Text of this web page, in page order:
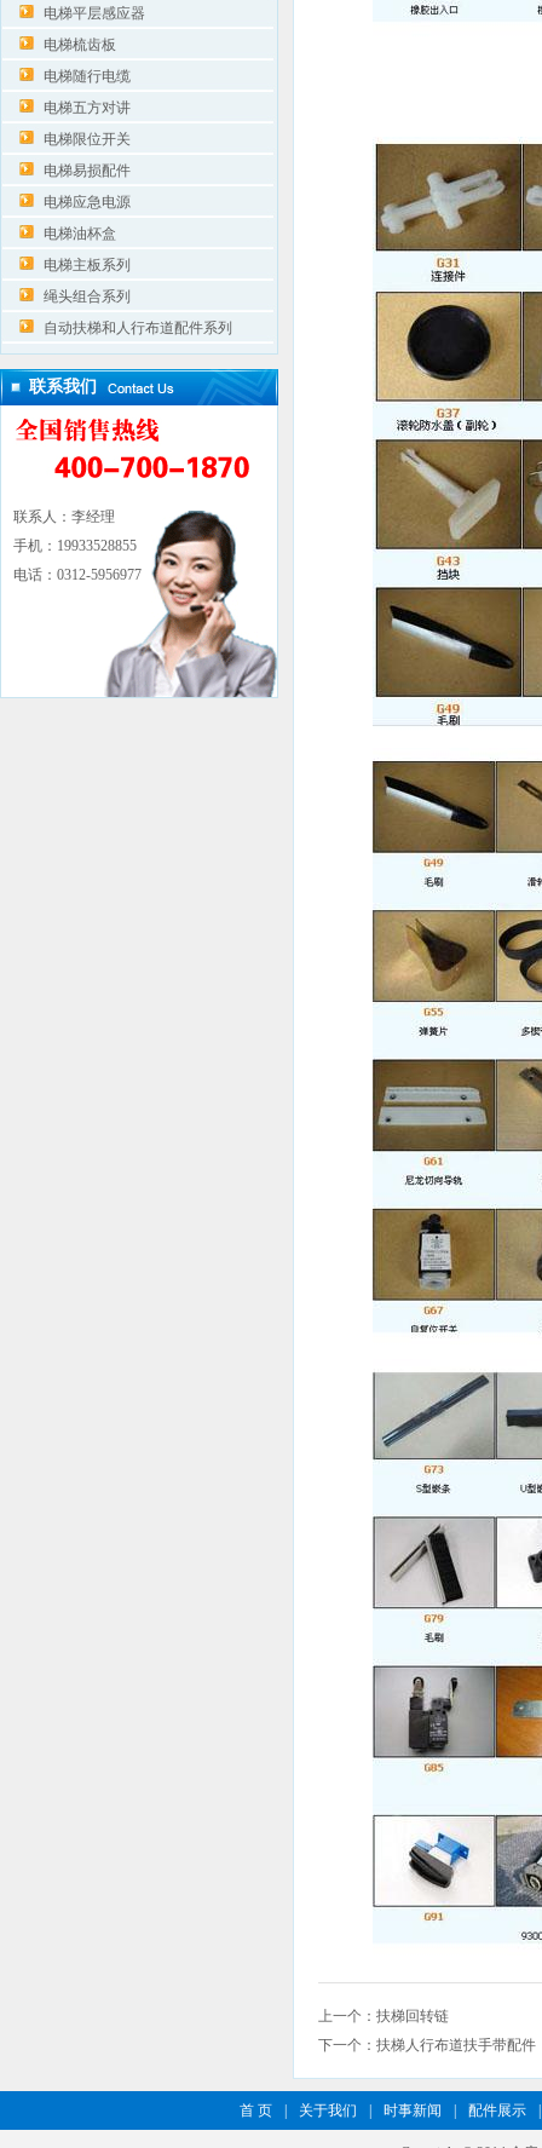
电梯平层感应器
电梯梳齿板
电梯随行电缆
电梯五方对讲
电梯限位开关
电梯易损配件
电梯应急电源
电梯油杯盒
电梯主板系列
绳头组合系列
自动扶梯和人行布道配件系列
联系我们
联系人：李经理
手机：19933528855
电话：0312-5956977
上一个： 扶梯回转链
下一个： 扶梯人行布道扶手带配件
首 页 关于我们 时事新闻 配件展示